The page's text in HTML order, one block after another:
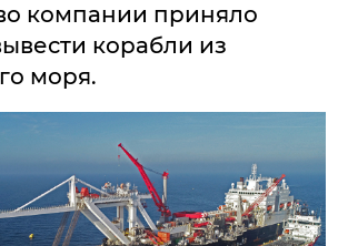
компании приняло
корабли из
моря.